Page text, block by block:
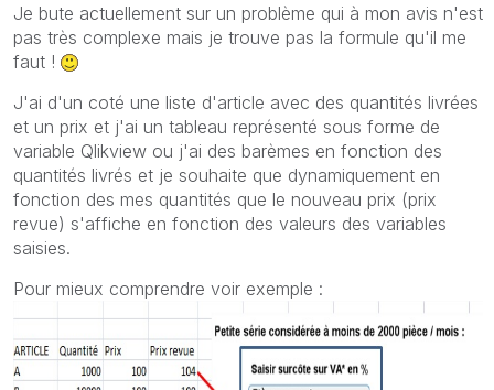
Je bute actuellement sur un problème qui à mon avis n'est
pas très complexe mais je trouve pas la formule qu'il me
faut !
J'ai d'un coté une liste d'article avec des quantités livrées
et un prix et j'ai un tableau représenté sous forme de
variable Qlikview ou j'ai des barèmes en fonction des
quantités livrés et je souhaite que dynamiquement en
fonction des mes quantités que le nouveau prix (prix
revue) s'affiche en fonction des valeurs des variables
saisies.
Pour mieux comprendre voir exemple :